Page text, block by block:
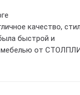
очень
качество,
быстрой и
мебелью от